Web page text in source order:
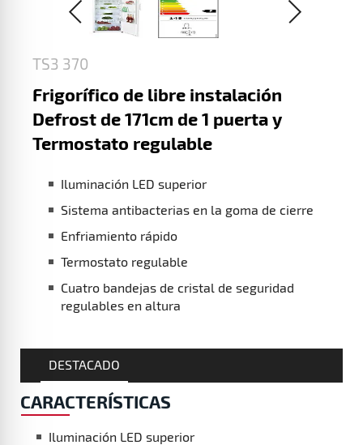
TS3 370
Frigorífico de libre instalación
Defrost de 171cm de 1 puerta y
Termostato regulable
Iluminación LED superior
Sistema antibacterias en la goma de cierre
Enfriamiento rápido
Termostato regulable
Cuatro bandejas de cristal de seguridad
regulables en altura
DESTACADO
CARACTERÍSTICAS
Iluminación LED superior